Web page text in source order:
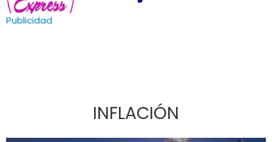
Publicidad
INFLACIÓN